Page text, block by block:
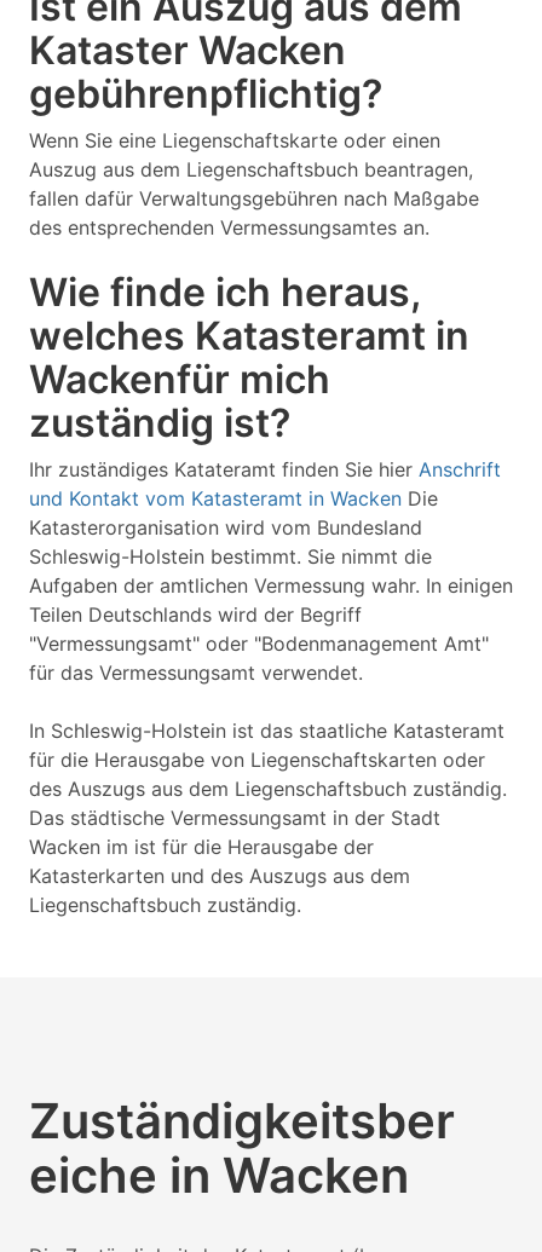
Kataster Wacken
gebührenpflichtig?
Wenn Sie eine Liegenschaftskarte oder einen
Auszug aus dem Liegenschaftsbuch beantragen,
fallen dafür Verwaltungsgebühren nach Maßgabe
des entsprechenden Vermessungsamtes an.
Wie finde ich heraus,
welches Katasteramt in
Wackenfür mich
zuständig ist?
Ihr zuständiges Katateramt finden Sie hier Anschrift
und Kontakt vom Katasteramt in Wacken Die
Katasterorganisation wird vom Bundesland
Schleswig-Holstein bestimmt. Sie nimmt die
Aufgaben der amtlichen Vermessung wahr. In einigen
Teilen Deutschlands wird der Begriff
"Vermessungsamt" oder "Bodenmanagement Amt"
für das Vermessungsamt verwendet.
In Schleswig-Holstein ist das staatliche Katasteramt
für die Herausgabe von Liegenschaftskarten oder
des Auszugs aus dem Liegenschaftsbuch zuständig.
Das städtische Vermessungsamt in der Stadt
Wacken im ist für die Herausgabe der
Katasterkarten und des Auszugs aus dem
Liegenschaftsbuch zuständig.
Zuständigkeitsber
eiche in Wacken